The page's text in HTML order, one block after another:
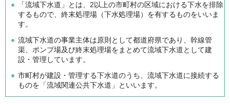
「流域下水道」とは、2以上の市町村の区域における下水を排除
するもので、終末処理場（下水処理場）を有するものをいいま
す。
流域下水道の事業主体は原則として都道府県であり、幹線管
渠、ポンプ場及び終末処理場をまとめて流域下水道として建
設・管理しています。
市町村が建設・管理する下水道のうち、流域下水道に接続する
ものを「流域関連公共下水道」といいます。